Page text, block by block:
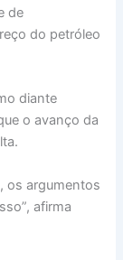
de
do petróleo
diante
o avanço da
os argumentos
afirma